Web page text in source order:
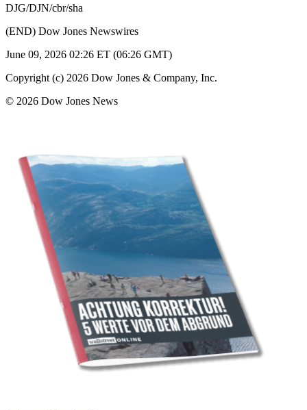
DJG/DJN/cbr/sha
(END) Dow Jones Newswires
June 09, 2026 02:26 ET (06:26 GMT)
Copyright (c) 2026 Dow Jones & Company, Inc.
© 2026 Dow Jones News